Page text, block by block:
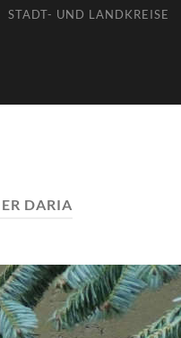
STADT- UND LANDKREISE
DARIA